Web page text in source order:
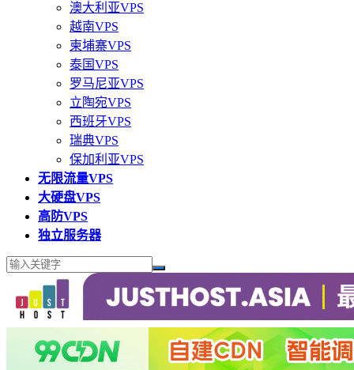
澳大利亚VPS
越南VPS
柬埔寨VPS
泰国VPS
罗马尼亚VPS
立陶宛VPS
西班牙VPS
瑞典VPS
保加利亚VPS
无限流量VPS
大硬盘VPS
高防VPS
独立服务器